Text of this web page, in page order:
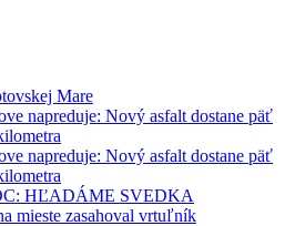
Mare
napreduje: Nový asfalt dostane päť
napreduje: Nový asfalt dostane päť
HĽADÁME SVEDKA
mieste zasahoval vrtuľník